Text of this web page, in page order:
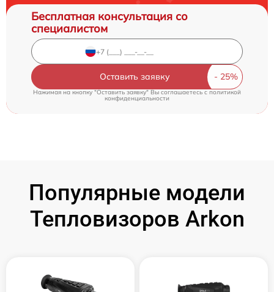
Бесплатная консультация со
специалистом
Оставить заявку
Нажимая на кнопку "Оставить заявку" Вы соглашаетесь c политикой
конфиденциальности
Популярные модели
Тепловизоров Arkon